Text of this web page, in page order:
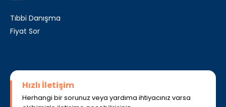
Tıbbi Danışma
Fiyat Sor
Hızlı İletişim
Herhangi bir sorunuz veya yardıma ihtiyacınız varsa